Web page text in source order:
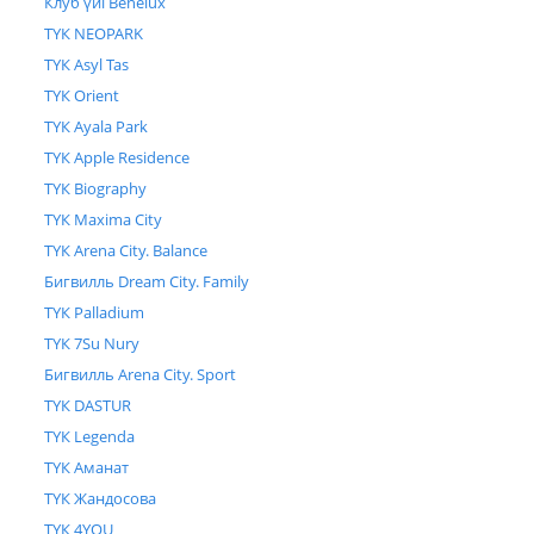
ТҮК NEOPARK
ТҮК Asyl Tas
ТҮК Orient
ТҮК Ayala Park
ТҮК Apple Residence
ТҮК Biography
ТҮК Maxima City
ТҮК Arena City. Balance
Бигвилль Dream City. Family
ТҮК Palladium
ТҮК 7Su Nury
Бигвилль Arena City. Sport
ТҮК DASTUR
ТҮК Legenda
ТҮК Аманат
ТҮК Жандосова
ТҮК 4YOU